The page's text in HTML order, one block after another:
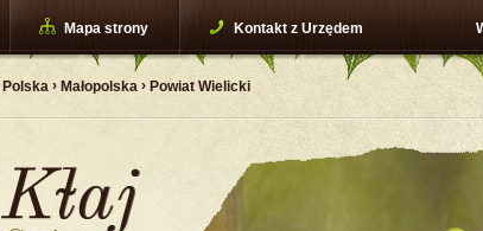
Polska › Małopolska › Powiat Wielicki
Mapa strony Kontakt z Urzędem